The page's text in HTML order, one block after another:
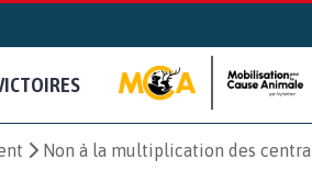
Non à la multiplication des